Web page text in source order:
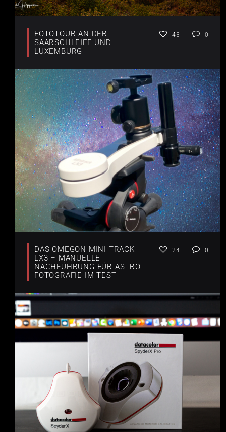
FOTOTOUR AN DER
SAARSCHLEIFE UND
LUXEMBURG
43 0
DAS OMEGON MINI TRACK
LX3 – MANUELLE
NACHFÜHRUNG FÜR ASTRO-
FOTOGRAFIE IM TEST
24 0